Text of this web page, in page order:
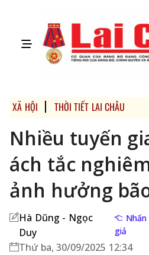
XÃ HỘI THỜI TIẾT LAI CHÂU
Nhiều tuyến
ách tắc
ảnh hưởng
Hà Dũng - Ngọc
Duy
giả
Thứ ba, 30/09/2025 12:34